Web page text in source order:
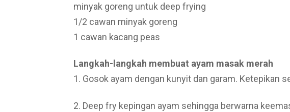
minyak goreng untuk deep frying
1/2 cawan minyak goreng
1 cawan kacang peas
Langkah-langkah membuat ayam masak merah
1. Gosok ayam dengan kunyit dan garam. Ketepikan
2. Deep fry kepingan ayam sehingga berwarna